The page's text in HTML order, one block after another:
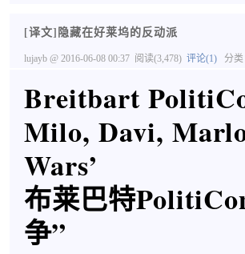
[译文]隐藏在好莱坞的反动派
lujayb @ 2016-06-08 00:37 阅读(3,478) 评论(1) 分类
Breitbart
Milo, Davi,
Wars’
布莱巴特
争”